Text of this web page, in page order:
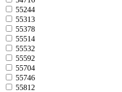
55244
55313
55378
55514
55532
55592
55704
55746
55812